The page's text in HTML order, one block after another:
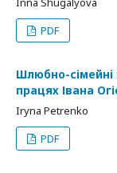
PDF
Шлюбно-сімейні
працях Івана
Iryna Petrenko
PDF